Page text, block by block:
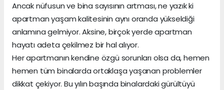
Ancak nüfusun ve bina sayısının artması, ne yazık ki
apartman yaşam kalitesinin aynı oranda yükseldiği
anlamına gelmiyor. Aksine, birçok yerde apartman
hayatı adeta çekilmez bir hal alıyor.
Her apartmanın kendine özgü sorunları olsa da, hemen
hemen tüm binalarda ortaklaşa yaşanan problemler
dikkat çekiyor. Bu yılın başında binalardaki gürültüyü